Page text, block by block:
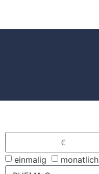
einmalig monatlich